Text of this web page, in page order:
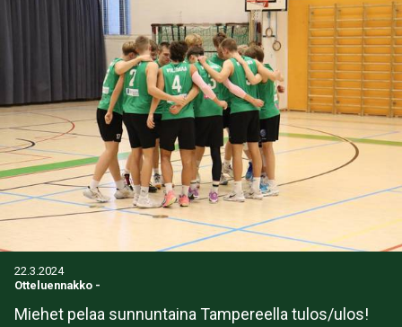
22.3.2024
Otteluennakko -
Miehet pelaa sunnuntaina Tampereella tulos/ulos!